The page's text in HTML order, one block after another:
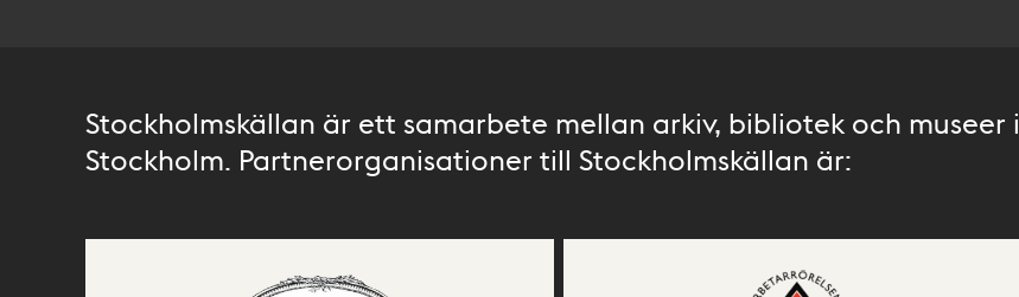
Stockholmskällan är ett samarbete mellan arkiv, bibliotek och museer i
Stockholm. Partnerorganisationer till Stockholmskällan är: